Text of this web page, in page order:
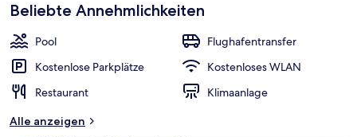
Beliebte Annehmlichkeiten
Pool
Flughafentransfer
Kostenlose Parkplätze
Kostenloses WLAN
Restaurant
Klimaanlage
Alle anzeigen